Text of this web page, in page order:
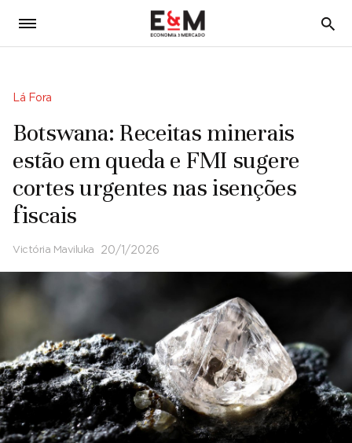
5
Lá Fora
Botswana: Receitas minerais
estão em queda e FMI sugere
cortes urgentes nas isenções
fiscais
Victória Maviluka 20/1/2026